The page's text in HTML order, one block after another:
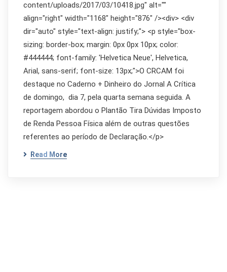
content/uploads/2017/03/10418.jpg" alt=""
align="right" width="1168" height="876" /><div> <div
dir="auto" style="text-align: justify;"> <p style="box-
sizing: border-box; margin: 0px 0px 10px; color:
#444444; font-family: 'Helvetica Neue', Helvetica,
Arial, sans-serif; font-size: 13px;">O CRCAM foi
destaque no Caderno + Dinheiro do Jornal A Crítica
de domingo, dia 7, pela quarta semana seguida. A
reportagem abordou o Plantão Tira Dúvidas Imposto
de Renda Pessoa Física além de outras questões
referentes ao período de Declaração.</p>
Read More